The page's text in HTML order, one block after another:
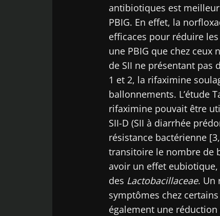
antibiotiques est
PBIG. En effet, la
efficaces pour réduire
une PBIG que chez ceux
de SII ne présentant pas
1 et 2, la rifaximine
ballonnements. L’étude
rifaximine pouvait être
SII-D (SII à diarrhée
résistance bactérienne
transitoire le nombre de
avoir un effet eubiotique,
des Lactobacillaceae. Un
symptômes chez
également une
* Champs
BMI 20-35
23/07/2026
Impact des
santé
Lire l'article